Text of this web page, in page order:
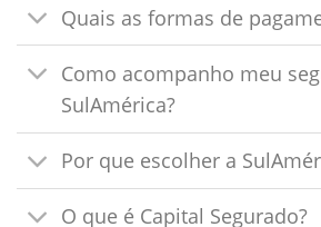
Quais as formas de
Como acompanho meu
SulAmérica?
Por que escolher a
O que é Capital Segurado?